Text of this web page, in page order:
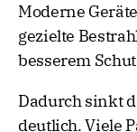
Moderne
gezielte
besserem
Dadurch sinkt
deutlich. Viele